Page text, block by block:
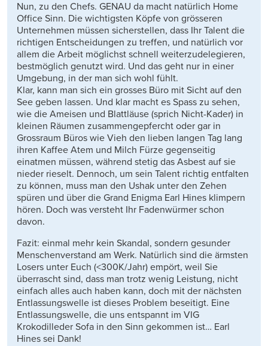
Nun, zu den Chefs. GENAU da macht natürlich Home
Office Sinn. Die wichtigsten Köpfe von grösseren
Unternehmen müssen sicherstellen, dass Ihr Talent die
richtigen Entscheidungen zu treffen, und natürlich vor
allem die Arbeit möglichst schnell weiterzudelegieren,
bestmöglich genutzt wird. Und das geht nur in einer
Umgebung, in der man sich wohl fühlt.
Klar, kann man sich ein grosses Büro mit Sicht auf den
See geben lassen. Und klar macht es Spass zu sehen,
wie die Ameisen und Blattläuse (sprich Nicht-Kader) in
kleinen Räumen zusammengepfercht oder gar in
Grossraum Büros wie Vieh den lieben langen Tag lang
ihren Kaffee Atem und Milch Fürze gegenseitig
einatmen müssen, während stetig das Asbest auf sie
nieder rieselt. Dennoch, um sein Talent richtig entfalten
zu können, muss man den Ushak unter den Zehen
spüren und über die Grand Enigma Earl Hines klimpern
hören. Doch was versteht Ihr Fadenwürmer schon
davon.
Fazit: einmal mehr kein Skandal, sondern gesunder
Menschenverstand am Werk. Natürlich sind die ärmsten
Losers unter Euch (<300K/Jahr) empört, weil Sie
überrascht sind, dass man trotz wenig Leistung, nicht
einfach alles auch haben kann, doch mit der nächsten
Entlassungswelle ist dieses Problem beseitigt. Eine
Entlassungswelle, die uns entspannt im VIG
Krokodilleder Sofa in den Sinn gekommen ist… Earl
Hines sei Dank!